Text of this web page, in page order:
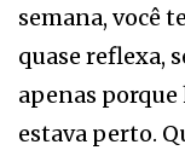
semana, você
quase reflexa,
apenas
estava perto.